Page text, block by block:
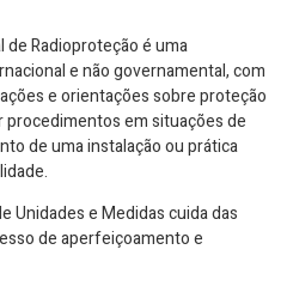
de Radioproteção é uma
e não governamental, com
e orientações sobre proteção
procedimentos em situações de
de uma instalação ou prática
Unidades e Medidas cuida das
de aperfeiçoamento e